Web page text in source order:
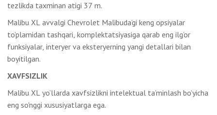
tezlikda taxminan atigi 37 m.
Malibu XL avvalgi Chevrolet Malibuda’gi keng opsiyalar
to’plamidan tashqari, komplektatsiyasiga qarab eng ilg’or
funksiyalar, interyer va eksteryerning yangi detallari bilan
boyitilgan.
XAVFSIZLIK
Malibu XL yo’llarda xavfsizlikni intelektual ta’minlash bo’yicha
eng so'nggi xususiyatlarga ega.